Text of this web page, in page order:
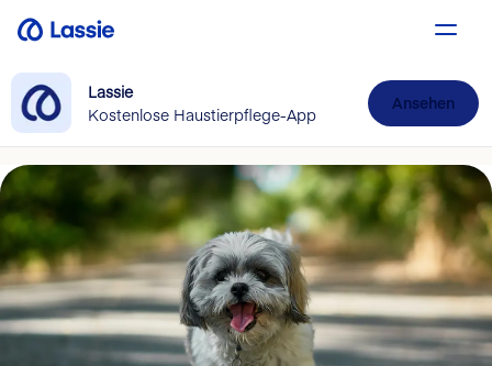
Lassie
Kostenlose Haustierpflege-App
Ansehen